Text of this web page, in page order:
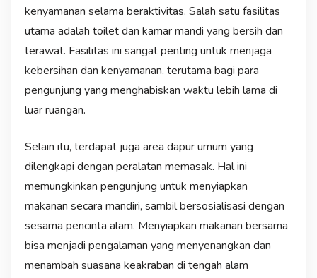
kenyamanan selama beraktivitas. Salah satu fasilitas
utama adalah toilet dan kamar mandi yang bersih dan
terawat. Fasilitas ini sangat penting untuk menjaga
kebersihan dan kenyamanan, terutama bagi para
pengunjung yang menghabiskan waktu lebih lama di
luar ruangan.
Selain itu, terdapat juga area dapur umum yang
dilengkapi dengan peralatan memasak. Hal ini
memungkinkan pengunjung untuk menyiapkan
makanan secara mandiri, sambil bersosialisasi dengan
sesama pencinta alam. Menyiapkan makanan bersama
bisa menjadi pengalaman yang menyenangkan dan
menambah suasana keakraban di tengah alam